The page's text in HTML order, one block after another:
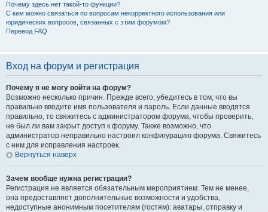
Почему здесь нет такой-то функции?
С кем можно связаться по вопросам некорректного использования или
юридических вопросов, связанных с этим форумом?
Перевод FAQ
Вход на форум и регистрация
Почему я не могу войти на форум?
Возможно несколько причин. Прежде всего, убедитесь в том, что вы
правильно вводите имя пользователя и пароль. Если данные вводятся
правильно, то свяжитесь с администратором форума, чтобы проверить,
не был ли вам закрыт доступ к форуму. Также возможно, что
администратор неправильно настроил конфигурацию форума. Свяжитесь
с ним для исправления настроек.
Вернуться наверх
Зачем вообще нужна регистрация?
Регистрация не является обязательным мероприятием. Тем не менее,
она предоставляет дополнительные возможности и удобства,
недоступные анонимным посетителям (гостям): аватары, отправку и